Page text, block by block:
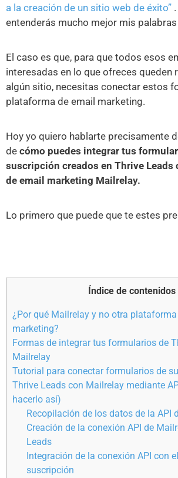
a la creación de un sitio web de éxito”
entenderás mucho mejor mis
El caso es que, para que todos esos
interesadas en lo que ofreces queden
algún sitio, necesitas conectar estos
plataforma de email marketing.
Hoy yo quiero hablarte precisamente
de cómo puedes integrar tus
suscripción creados en Thrive Leads
de email marketing Mailrelay.
Lo primero que puede que te estes
Índice de contenidos
¿Por qué Mailrelay y no otra plataforma
marketing?
Formas de integrar tus formularios de
Mailrelay
Tutorial para conectar formularios de
Thrive Leads con Mailrelay mediante
hacerlo así)
Recopilación de los datos de la API
Creación de la conexión API de
Leads
Integración de la conexión API con
suscripción